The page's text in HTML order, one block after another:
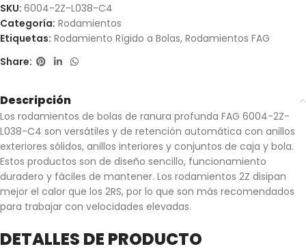
SKU: 6004-2Z-L038-C4
Categoría: Rodamientos
Etiquetas: Rodamiento Rígido a Bolas, Rodamientos FAG
Share:
Descripción
Los rodamientos de bolas de ranura profunda FAG 6004-2Z-
L038-C4 son versátiles y de retención automática con anillos
exteriores sólidos, anillos interiores y conjuntos de caja y bola.
Estos productos son de diseño sencillo, funcionamiento
duradero y fáciles de mantener. Los rodamientos 2Z disipan
mejor el calor que los 2RS, por lo que son más recomendados
para trabajar con velocidades elevadas.
DETALLES DE PRODUCTO